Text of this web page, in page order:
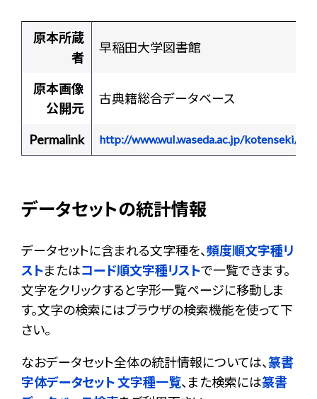
原本所蔵
者
早稲田大学図書館
原本画像
公開元
古典籍総合データベース
Permalink http://www.wul.waseda.ac.jp/kotenseki/
データセットの統計情報
データセットに含まれる文字種を、頻度順文字種リ
ストまたはコード順文字種リストで一覧できます。
文字をクリックすると字形一覧ページに移動しま
す。文字の検索にはブラウザの検索機能を使って下
さい。
なおデータセット全体の統計情報については、篆書
字体データセット 文字種一覧、また検索には篆書